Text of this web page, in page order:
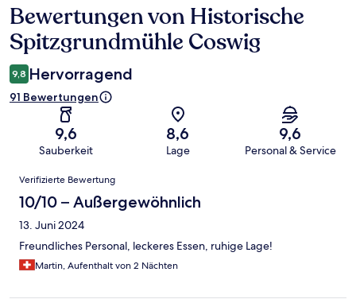
Bewertungen
Bewertungen von Historische
Spitzgrundmühle Coswig
9,8 Hervorragend
91 Bewertungen
9,6
Sauberkeit
8,6
Lage
9,6
Personal & Service
Bewertungen
Verifizierte Bewertung
10/10 – Außergewöhnlich
13. Juni 2024
Freundliches Personal, leckeres Essen, ruhige Lage!
Martin, Aufenthalt von 2 Nächten